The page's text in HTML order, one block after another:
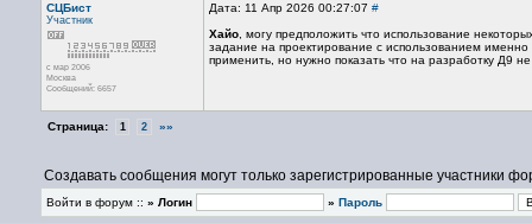
СЦБист
Участник
с мар 2006
Москва
Сообщений: 6657
Дата: 11 Апр 2026 00:27:07 #
Хайо , могу предположить что использование
задание на проектирование с использованием
применить, но нужно показать что на разработку Д9
Страница: 1 2 »»
Создавать сообщения могут только зарегистрированные участники
Войти в форум :: » Логин » Пароль